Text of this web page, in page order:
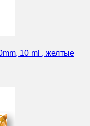
10 ml , желтые